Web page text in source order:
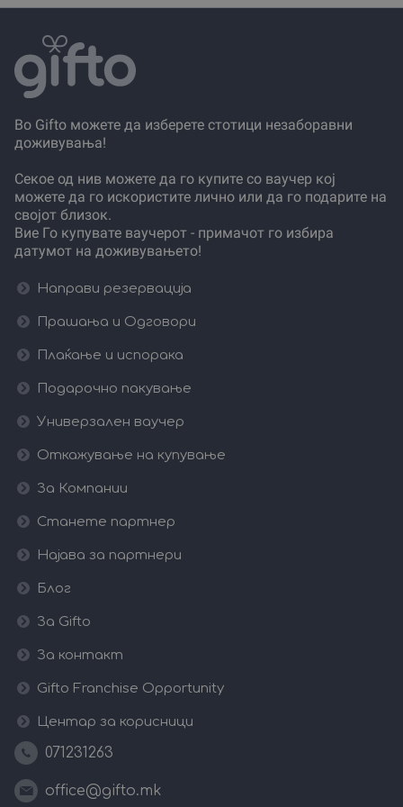
Во Gifto можете да изберете стотици незаборавни
доживувања!
Секое од нив можете да го купите со ваучер кој
можете да го искористите лично или да го подарите на
својот близок.
Вие Го купувате ваучерот - примачот го избира
датумот на доживувањето!
Направи резервација
Прашања и Одговори
Плаќање и испорака
Подарочно пакување
Универзален ваучер
Откажување на купување
За Компании
Станете партнер
Најава за партнери
Блог
За Gifto
За контакт
Gifto Franchise Opportunity
Центар за корисници
071231263
office@gifto.mk